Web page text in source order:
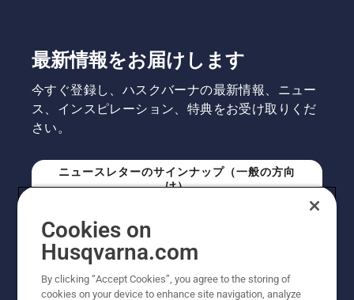
最新情報をお届けします
今すぐ登録し、ハスクバーナの最新情報、ニュー
ス、インスピレーション、特典をお受け取りくだ
さい。
ニュースレターのサインナップ（一般の方向
け）
ニュースレターのサインアップ（プロの方向
け）
Cookies on
Husqvarna.com
By clicking “Accept Cookies”, you agree to the storing of
cookies on your device to enhance site navigation, analyze